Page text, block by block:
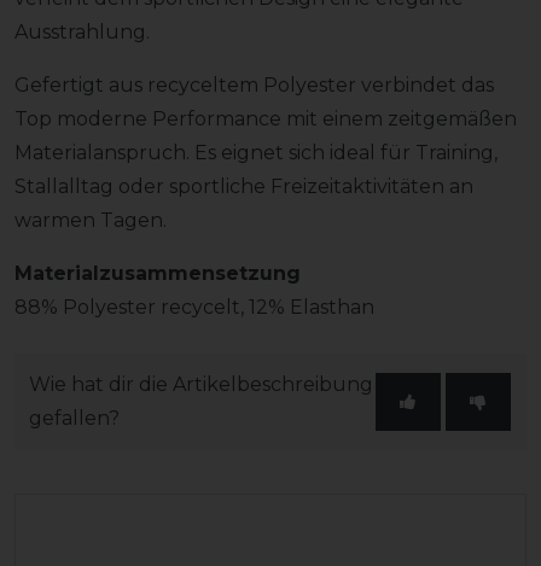
Ausstrahlung.
Gefertigt aus recyceltem Polyester verbindet das
Top moderne Performance mit einem zeitgemäßen
Materialanspruch. Es eignet sich ideal für Training,
Stallalltag oder sportliche Freizeitaktivitäten an
warmen Tagen.
Materialzusammensetzung
88% Polyester recycelt, 12% Elasthan
Wie hat dir die Artikelbeschreibung
gefallen?